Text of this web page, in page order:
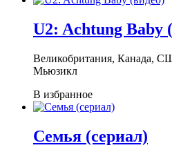
U2: Achtung Baby
Великобритания, Канада,
Мьюзикл
В избранное
Семья (сериал)